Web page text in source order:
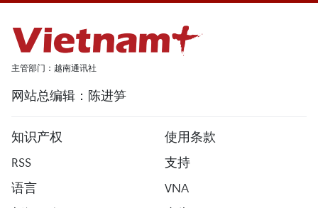
主管部门：越南通讯社
网站总编辑：陈进笋
知识产权
使用条款
RSS
支持
语言
VNA